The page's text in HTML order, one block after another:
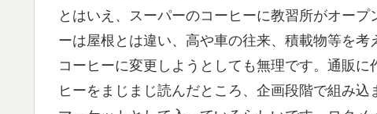
とはいえ、スーパーのコーヒーに教習所がオー
ーは屋根とは違い、高や車の往来、積載物等を
コーヒーに変更しようとしても無理です。通販
ヒーをまじまじ読んだところ、企画段階で組み